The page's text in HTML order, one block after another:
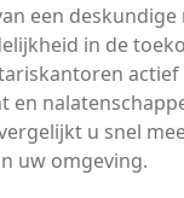
een
in de
actief
en
u snel
uw omgeving.